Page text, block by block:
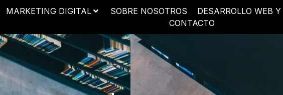
MARKETING DIGITAL SOBRE NOSOTROS DESARROLLO WEB
CONTACTO